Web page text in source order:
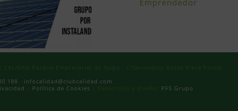
CALIDAD Parque Empresarial de Asipo · C/Secundino Roces Riera Portal
188
infocalidad@clubcalidad.com
Política de Cookies | Desarrollo y diseño: PFS Grupo